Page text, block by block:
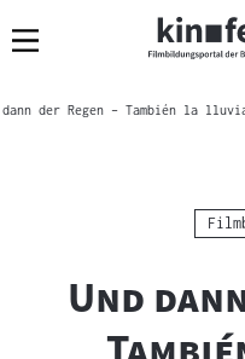
Navigation
zum
zur
amBrotkrümelnavigation
dann der Regen – También la
"
Und